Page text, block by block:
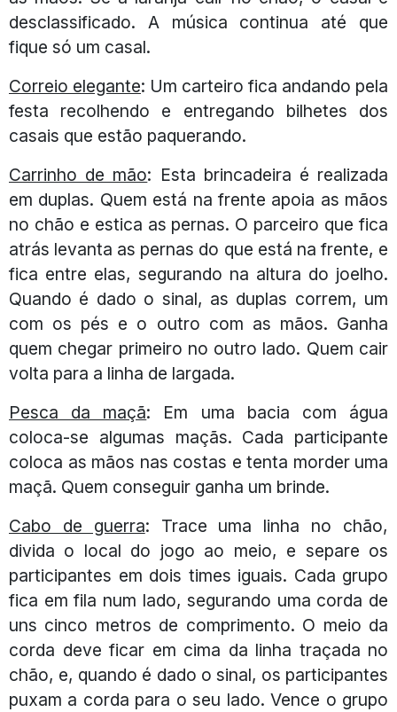
desclassificado. A música continua até que
fique só um casal.
Correio elegante: Um carteiro fica andando pela
festa recolhendo e entregando bilhetes dos
casais que estão paquerando.
Carrinho de mão: Esta brincadeira é realizada
em duplas. Quem está na frente apoia as mãos
no chão e estica as pernas. O parceiro que fica
atrás levanta as pernas do que está na frente, e
fica entre elas, segurando na altura do joelho.
Quando é dado o sinal, as duplas correm, um
com os pés e o outro com as mãos. Ganha
quem chegar primeiro no outro lado. Quem cair
volta para a linha de largada.
Pesca da maçã: Em uma bacia com água
coloca-se algumas maçãs. Cada participante
coloca as mãos nas costas e tenta morder uma
maçã. Quem conseguir ganha um brinde.
Cabo de guerra: Trace uma linha no chão,
divida o local do jogo ao meio, e separe os
participantes em dois times iguais. Cada grupo
fica em fila num lado, segurando uma corda de
uns cinco metros de comprimento. O meio da
corda deve ficar em cima da linha traçada no
chão, e, quando é dado o sinal, os participantes
puxam a corda para o seu lado. Vence o grupo